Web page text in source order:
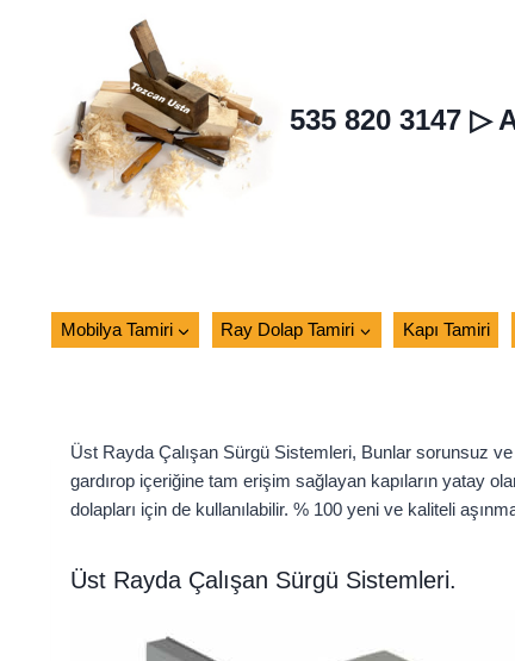
535 820 3147 ▷
Mobilya Tamiri Ray Dolap Tamiri Kapı Tamiri
Üst Rayda Çalışan Sürgü Sistemleri, Bunlar sorunsuz ve
gardırop içeriğine tam erişim sağlayan kapıların yatay
dolapları için de kullanılabilir. % 100 yeni ve kaliteli
Üst Rayda Çalışan Sürgü Sistemleri.